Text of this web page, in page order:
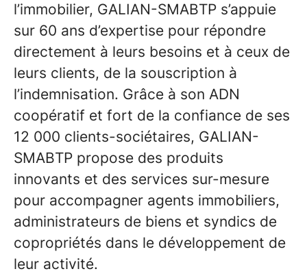
l’immobilier, GALIAN-SMABTP s’appuie
sur 60 ans d’expertise pour répondre
directement à leurs besoins et à ceux de
leurs clients, de la souscription à
l’indemnisation. Grâce à son ADN
coopératif et fort de la confiance de ses
12 000 clients-sociétaires, GALIAN-
SMABTP propose des produits
innovants et des services sur-mesure
pour accompagner agents immobiliers,
administrateurs de biens et syndics de
copropriétés dans le développement de
leur activité.